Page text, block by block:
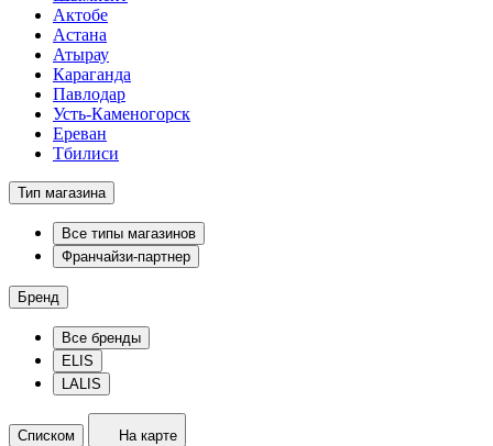
Актобе
Астана
Атырау
Караганда
Павлодар
Усть-Каменогорск
Ереван
Тбилиси
Тип магазина
Все типы магазинов
Франчайзи-партнер
Бренд
Все бренды
ELIS
LALIS
Списком На карте